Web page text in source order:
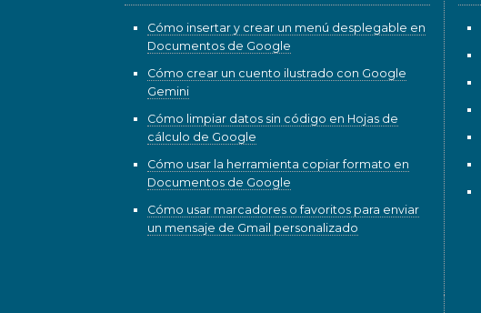
Cómo insertar y crear un menú desplegable en
Documentos de Google
Cómo crear un cuento ilustrado con Google
Gemini
Cómo limpiar datos sin código en Hojas de
cálculo de Google
Cómo usar la herramienta copiar formato en
Documentos de Google
Cómo usar marcadores o favoritos para enviar
un mensaje de Gmail personalizado